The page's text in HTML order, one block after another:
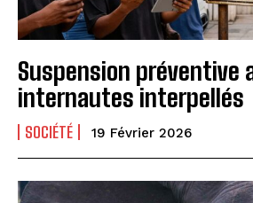
Suspension préventive
internautes interpellés
SOCIÉTÉ 19 Février 2026